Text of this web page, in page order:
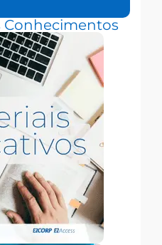
Conhecimentos